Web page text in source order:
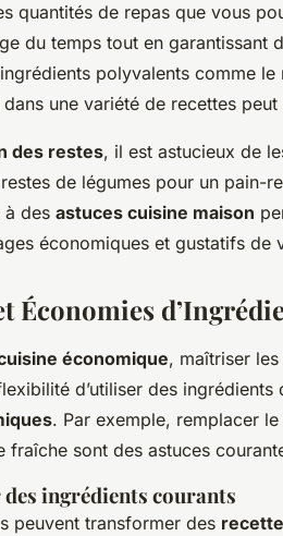
quantités de repas que vous
du temps tout en garantissant
polyvalents comme
dans une variété de recettes
des restes, il est astucieux de
de légumes pour un pain-
à des astuces cuisine maison
économiques et gustatifs de
Économies
économique, maîtriser
d’utiliser des
. Par exemple, remplacer
fraîche sont des astuces
ingrédients courants
peuvent transformer des